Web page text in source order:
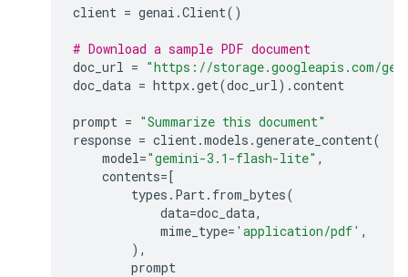
client = genai .Client()
# Download a sample PDF document
doc_url = "https://storage.googleapis.com/
doc_data = httpx.get(doc_url) .content
prompt = "Summarize this document"
response = client.models .generate_content(
model="gemini-3.1-flash-lite" ,
contents=[
types . Part. from_bytes(
data=doc_data,
mime_type= 'application/pdf' ,
),
prompt